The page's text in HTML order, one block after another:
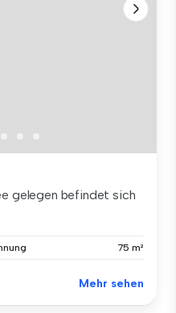
gelegen befindet sich
75 m²
Mehr sehen